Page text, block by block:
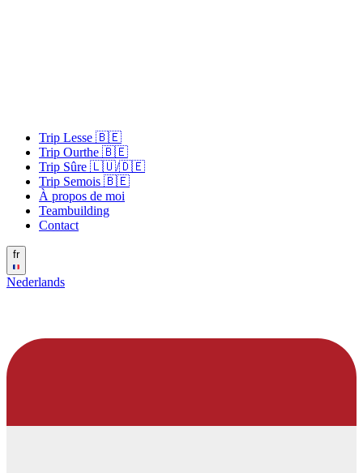
Trip Lesse 🇧🇪
Trip Ourthe 🇧🇪
Trip Sûre 🇱🇺/🇩🇪
Trip Semois 🇧🇪
À propos de moi
Teambuilding
Contact
fr
Nederlands